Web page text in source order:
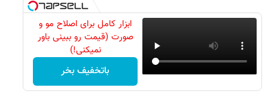
ابزار کامل برای اصلاح مو و
صورت (قیمت رو ببینی باور
نمیکنی!)
باتخفیف بخر